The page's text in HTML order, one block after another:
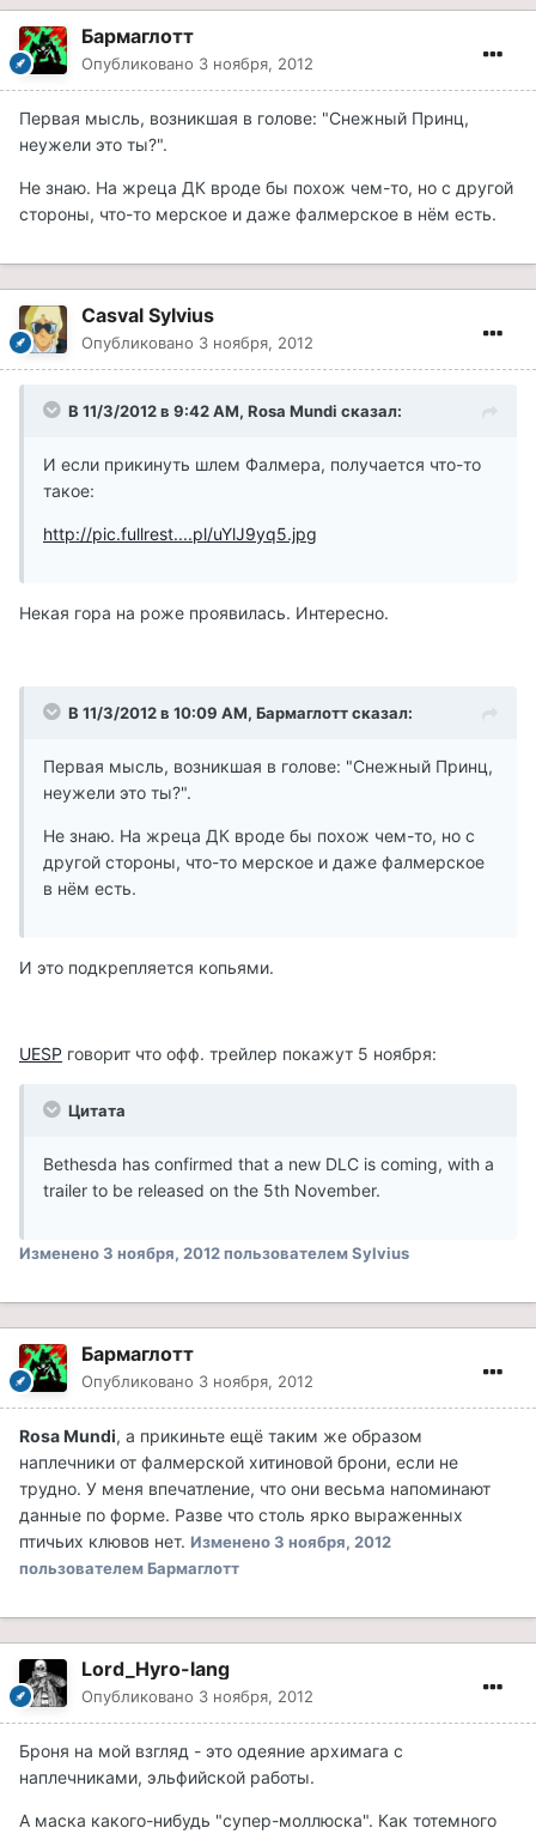
Бармаглотт
Опубликовано 3 ноября, 2012
Первая мысль, возникшая в голове: "Снежный Принц,
неужели это ты?".
Не знаю. На жреца ДК вроде бы похож чем-то, но с другой
стороны, что-то мерское и даже фалмерское в нём есть.
Casval Sylvius
Опубликовано 3 ноября, 2012
В 11/3/2012 в 9:42 AM, Rosa Mundi сказал:
И если прикинуть шлем Фалмера, получается что-то
такое:
http://pic.fullrest....pl/uYlJ9yq5.jpg
Некая гора на роже проявилась. Интересно.
В 11/3/2012 в 10:09 AM, Бармаглотт сказал:
Первая мысль, возникшая в голове: "Снежный Принц,
неужели это ты?".
Не знаю. На жреца ДК вроде бы похож чем-то, но с
другой стороны, что-то мерское и даже фалмерское
в нём есть.
И это подкрепляется копьями.
UESP говорит что офф. трейлер покажут 5 ноября:
Цитата
Bethesda has confirmed that a new DLC is coming, with a
trailer to be released on the 5th November.
Изменено3 ноября, 2012пользователем Sylvius
Бармаглотт
Опубликовано 3 ноября, 2012
Rosa Mundi, а прикиньте ещё таким же образом
наплечники от фалмерской хитиновой брони, если не
трудно. У меня впечатление, что они весьма напоминают
данные по форме. Разве что столь ярко выраженных
птичьих клювов нет. Изменено3 ноября, 2012
пользователем Бармаглотт
Lord_Hyro-lang
Опубликовано 3 ноября, 2012
Броня на мой взгляд - это одеяние архимага с
наплечниками, эльфийской работы.
А маска какого-нибудь "супер-моллюска". Как тотемного